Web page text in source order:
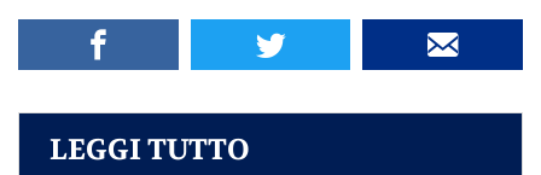
LEGGI TUTTO